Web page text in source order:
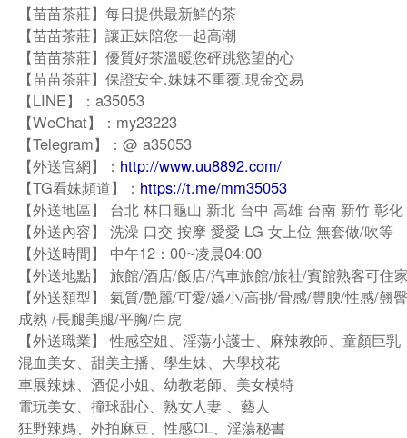
【苗苗茶莊】每日提供最新鮮的茶
【苗苗茶莊】讓正妹陪您一起高潮
【苗苗茶莊】優質好茶溫暖您砰跳慾望的心
【苗苗茶莊】保證安全.妹妹不重覆.現金交易
【LINE】：a35053
【WeChat】：my23223
【Telegram】：@ a35053
【外送官網】： http://www.uu8892.com/
【TG看妹頻道】： https://t.me/mm35053
【外送地區】 台北 林口龜山 新北 台中 高雄 台南 新竹 彰
【外送內容】 洗澡 口交 按摩 愛愛 LG 女上位 無套做/吹等
【外送時間】 中午12：00~凌晨04:00
【外送地點】 旅館/酒店/飯店/汽車旅館/旅社/賓館熟客可住
【外送類型】 氣質/艷麗/可愛/嬌小/高挑/骨感/豐腴/性感/翹
成熟 /長腿美腿/平胸/白虎
【外送職業】 性感空姐、淫蕩小護士、麻辣教師、童顏巨乳
混血美女、甜美主播、學生妹、大學校花
車展辣妹、酒促小姐、幼教老師、美女模特
電玩美女、撞球甜心、熟女人妻 、藝人
狂野辣媽、外拍麻豆、性感OL、淫蕩秘書